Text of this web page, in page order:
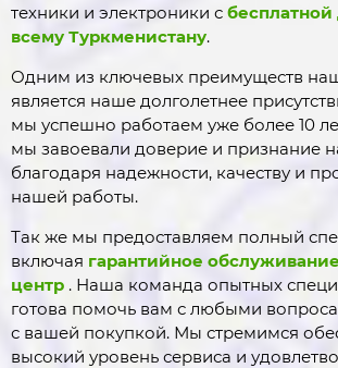
техники и электроники с бесплатной
всему Туркменистану.
Одним из ключевых преимуществ
является наше долголетнее
мы успешно работаем уже более 10
мы завоевали доверие и признание
благодаря надежности, качеству и
нашей работы.
Так же мы предоставляем полный
включая гарантийное
центр . Наша команда опытных
готова помочь вам с любыми
с вашей покупкой. Мы стремимся
высокий уровень сервиса и